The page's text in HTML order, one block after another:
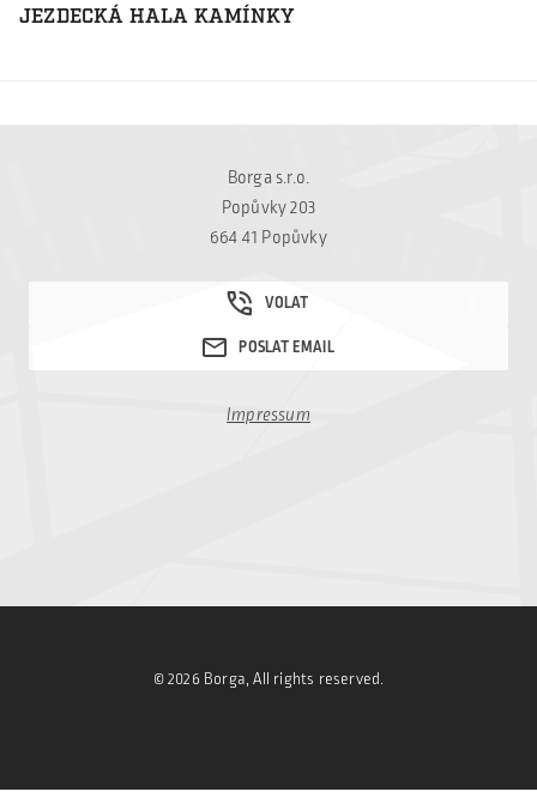
JEZDECKÁ HALA KAMÍNKY
Borga s.r.o.
Popůvky 203
664 41 Popůvky
Impressum
© 2026 Borga, All rights reserved.